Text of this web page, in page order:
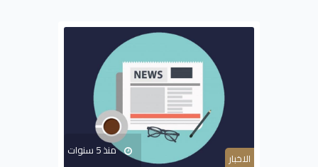
الاخبار منذ 5 سنوات